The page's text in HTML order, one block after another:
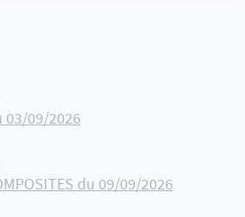
03/09/2026
du 09/09/2026